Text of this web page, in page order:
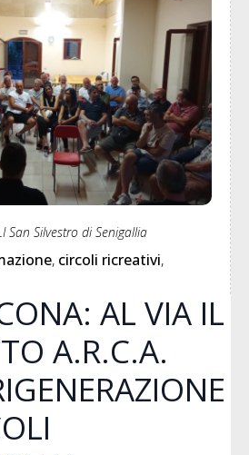
San Silvestro di Senigallia
circoli ricreativi
AL VIA IL
A.R.C.A.